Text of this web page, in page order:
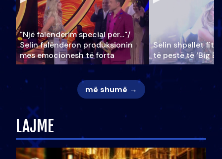
"Një falenderim special për…"/
Selin falënderon produksionin
mes emocionesh të forta
Selin shpallet
të pestë të ‘Big
më shumë →
LAJME